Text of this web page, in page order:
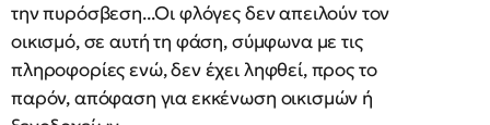
την πυρόσβεση...Οι φλόγες δεν απειλούν τον
οικισμό, σε αυτή τη φάση, σύμφωνα με τις
πληροφορίες ενώ, δεν έχει ληφθεί, προς το
παρόν, απόφαση για εκκένωση οικισμών ή